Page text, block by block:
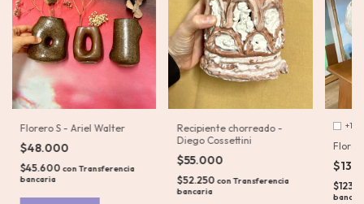
Florero S - Ariel Walter
$48.000
$45.600 con Transferencia
bancaria
Recipiente chorreado -
Diego Cossettini
$55.000
$52.250 conTransferencia
bancaria
+1